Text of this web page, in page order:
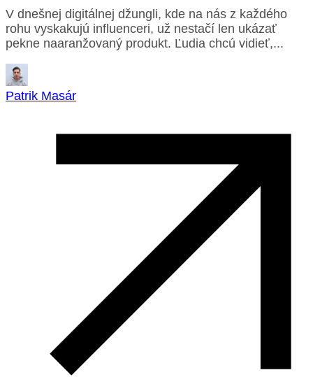
V dnešnej digitálnej džungli, kde na nás z každého
rohu vyskakujú influenceri, už nestačí len ukázať
pekne naaranžovaný produkt. Ľudia chcú vidieť,...
Patrik Masár